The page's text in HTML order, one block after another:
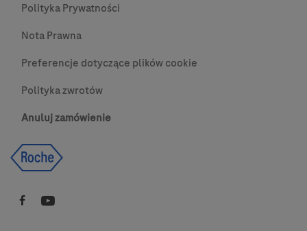
Polityka Prywatności
Nota Prawna
Preferencje dotyczące plików cookie
Polityka zwrotów
Anuluj zamówienie